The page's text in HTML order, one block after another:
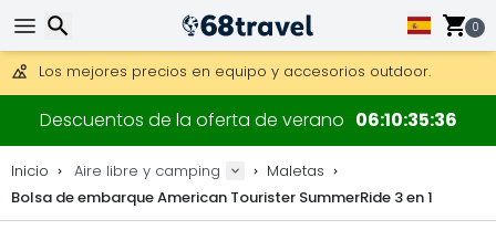
0
Envío DHL 1 día disponible.
30 días para devoluciones, 90 días para mapas de madera
Los mejores precios en equipo y accesorios outdoor.
Descuentos de la oferta de verano 06103536
Inicio Aire libre y camping
Maletas
Bolsa de embarque American Tourister SummerRide 3 en 1
Buscar